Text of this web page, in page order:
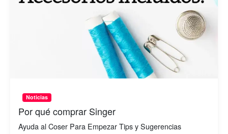
Noticias
Por qué comprar Singer
Ayuda al Coser Para Empezar Tips y Sugerencias